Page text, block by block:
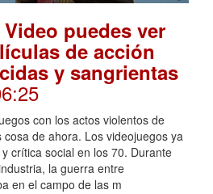
puedes ver
de acción
y sangrientas
con los actos violentos de
de ahora. Los videojuegos ya
crítica social en los 70. Durante
la guerra entre
en el campo de las m